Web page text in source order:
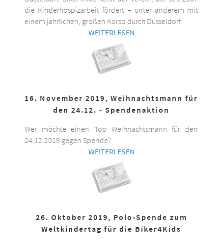
die Kinderhospizarbeit fördert – unter anderem mit
einem jährlichen, großen Korso durch Düsseldorf.
WEITERLESEN
16. November 2019, Weihnachtsmann für
den 24.12. - Spendenaktion
Wer möchte einen Top Weihnachtsmann für den
24.12.2019 gegen Spende?
WEITERLESEN
26. Oktober 2019, Polo-Spende zum
Weltkindertag für die Biker4Kids